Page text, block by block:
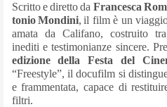
Scritto ediretto da Francesca
tonio Mondini, il film è un
amata da Califano, costruito
inediti e testimonianze sincere.
edizione della Festa del
“Freestyle”, il docufilm si
e frammentata, capace di
filtri.